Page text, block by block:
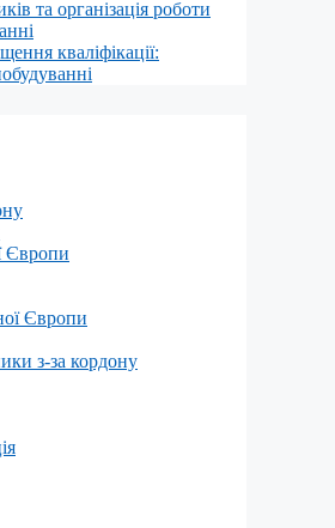
та організація роботи
кваліфікації:
Європи
Європи
з-за кордону